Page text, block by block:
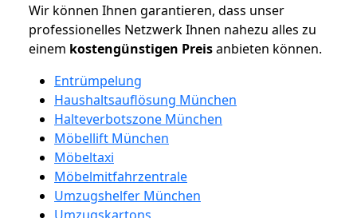
Wir können Ihnen garantieren, dass unser
professionelles Netzwerk Ihnen nahezu alles zu
einem kostengünstigen Preisanbieten können.
Entrümpelung
Haushaltsauflösung München
Halteverbotszone München
Möbellift München
Möbeltaxi
Möbelmitfahrzentrale
Umzugshelfer München
Umzugskartons